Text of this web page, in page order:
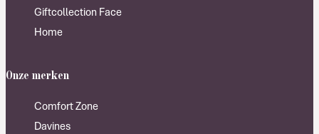
Giftcollection Face
Home
Onze merken
Comfort Zone
Davines